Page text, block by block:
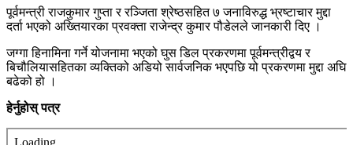
पूर्वमन्त्री राजकुमार गुप्ता र रञ्जिता श्रेष्ठसहित ७ जनाविरुद्ध भ्रष्टाचार मुद्दा
दर्ता भएको अख्तियारका प्रवक्ता राजेन्द्र कुमार पौडेलले जानकारी दिए ।
जग्गा हिनामिना गर्ने योजनामा भएको घुस डिल प्रकरणमा पूर्वमन्त्रीद्वय र
बिचौलियासहितका व्यक्तिको अडियो सार्वजनिक भएपछि यो प्रकरणमा मुद्दा अघि
बढेको हो ।
हेर्नुहोस् पत्र